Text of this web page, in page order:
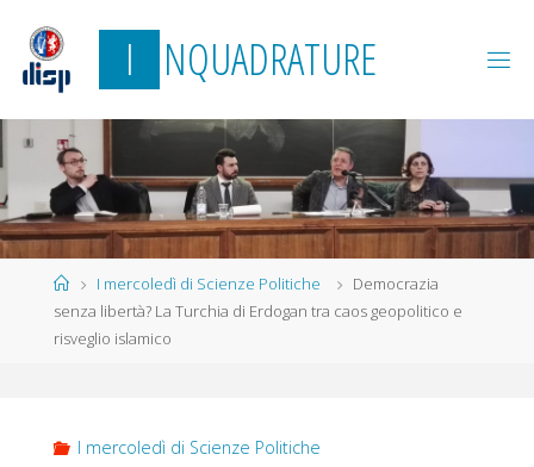
contenuto
I NQUADRATURE
HomeI mercoledì di Scienze Politiche
Democrazia
senza libertà? La Turchia di Erdogan tra caos geopolitico e
risveglio islamico
I mercoledì di Scienze Politiche